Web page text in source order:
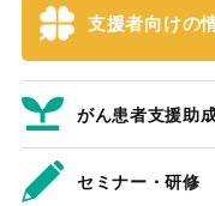
支援者向けの
がん患者支援助
セミナー・研修